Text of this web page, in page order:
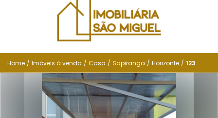
Encomende seu imóvel
Financiamento
Negocie seu imóvel
Simulador de financiamento
Home / Imóveis à venda / Casa / Sapiranga / Horizonte / 123